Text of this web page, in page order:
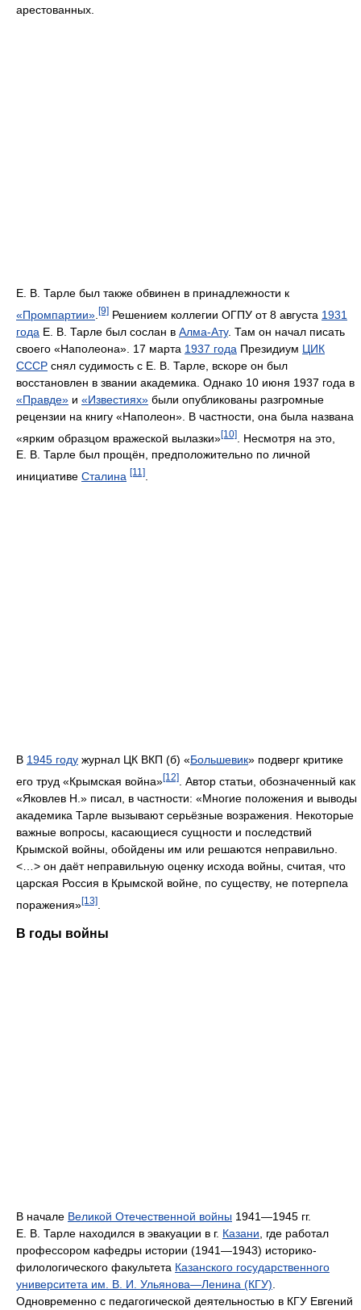
арестованных.
Е. В. Тарле был также обвинен в принадлежности к
«Промпартии» [9] Решением коллегии ОГПУ от 8 августа 1931
года Е. В. Тарле был сослан в Алма-Ату. Там он начал писать
своего «Наполеона». 17 марта 1937 года Президиум ЦИК
СССР снял судимость с Е. В. Тарле, вскоре он был
восстановлен в звании академика. Однако 10 июня 1937 года в
«Правде» и «Известиях» были опубликованы разгромные
рецензии на книгу «Наполеон». В частности, она была названа
«ярким образцом вражеской вылазки»[10]
. Несмотря на это,
Е. В. Тарле был прощён, предположительно по личной
инициативе Сталина [11]
В 1945 году журнал ЦК ВКП (б) «Большевик» подверг критике
его труд «Крымская война»[12]
. Автор статьи, обозначенный как
«Яковлев Н.» писал, в частности: «Многие положения и выводы
академика Тарле вызывают серьёзные возражения. Некоторые
важные вопросы, касающиеся сущности и последствий
Крымской войны, обойдены им или решаются неправильно.
<…> он даёт неправильную оценку исхода войны, считая, что
царская Россия в Крымской войне, по существу, не потерпела
поражения»[13]
В годы войны
В начале Великой Отечественной войны 1941—1945 гг.
Е. В. Тарле находился в эвакуации в г. Казани, где работал
профессором кафедры истории (1941—1943) историко-
филологического факультета Казанского государственного
университета им. В. И. Ульянова—Ленина (КГУ).
Одновременно с педагогической деятельностью в КГУ Евгений